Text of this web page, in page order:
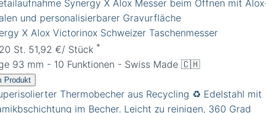
X Alox Victorinox Schweizer Taschenmesser
St. 51,92 €/ Stück *
93 mm - 10 Funktionen - Swiss Made 🇨🇭
Produkt